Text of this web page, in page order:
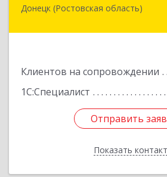
Донецк (Ростовская область)
Клиентов на сопровождении
1С:Специалист
Отправить
Показать
346338, Ростовская обл,
Отправить
Назад